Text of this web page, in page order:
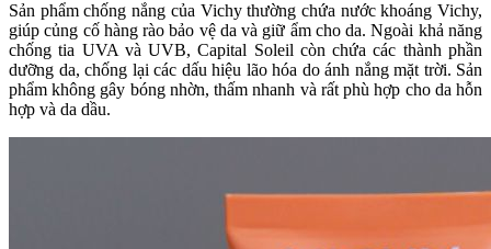
Sản phẩm chống nắng của Vichy thường chứa nước khoáng Vichy,
giúp củng cố hàng rào bảo vệ da và giữ ẩm cho da. Ngoài khả năng
chống tia UVA và UVB, Capital Soleil còn chứa các thành phần
dưỡng da, chống lại các dấu hiệu lão hóa do ánh nắng mặt trời. Sản
phẩm không gây bóng nhờn, thấm nhanh và rất phù hợp cho da hỗn
hợp và da dầu.